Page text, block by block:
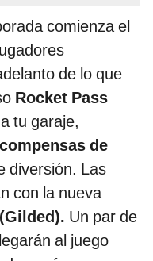
comienza el
de lo que
Rocket Pass
tu garaje,
de
diversión. Las
con la nueva
Un par de
al juego